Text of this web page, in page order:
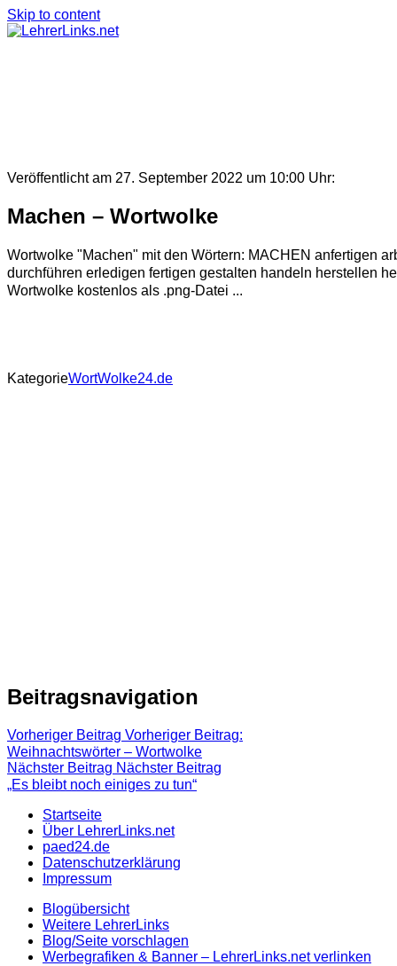
Skip to content
Veröffentlicht am 27. September 2022 um 10:00 Uhr:
Machen – Wortwolke
Wortwolke "Machen" mit den Wörtern: MACHEN anfertigen
durchführen erledigen fertigen gestalten handeln herstellen
Wortwolke kostenlos als .png-Datei ...
KategorieWortWolke24.de
Beitragsnavigation
Vorheriger Beitrag Vorheriger Beitrag:
Weihnachtswörter – Wortwolke
Nächster Beitrag Nächster Beitrag
„Es bleibt noch einiges zu tun“
Startseite
Über LehrerLinks.net
paed24.de
Datenschutzerklärung
Impressum
Blogübersicht
Weitere LehrerLinks
Blog/Seite vorschlagen
Werbegrafiken & Banner – LehrerLinks.net verlinken